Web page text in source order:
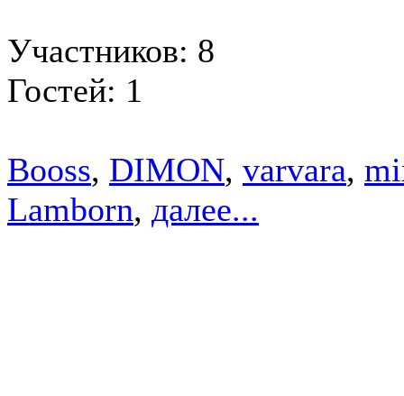
Участников: 8
Гостей: 1
Booss, DIMON, varvara,
Lamborn, далее...